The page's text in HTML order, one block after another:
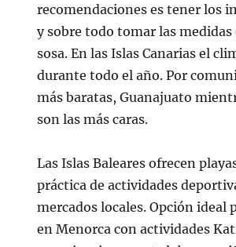
recomendaciones es tener los
y sobre todo tomar las
sosa. En las Islas Canarias el
durante todo el año. Por
más baratas, Guanajuato
son las más caras.
Las Islas Baleares ofrecen
práctica de actividades
mercados locales. Opción ideal
en Menorca con actividades